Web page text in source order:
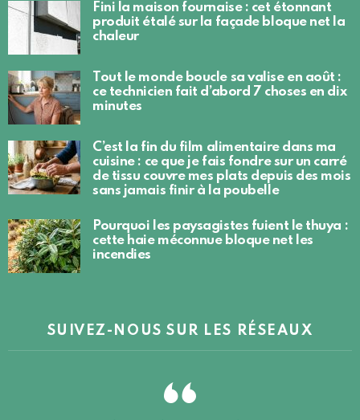
Fini la maison fournaise : cet étonnant
produit étalé sur la façade bloque net la
chaleur
Tout le monde boucle sa valise en août :
ce technicien fait d’abord 7 choses en dix
minutes
C’est la fin du film alimentaire dans ma
cuisine : ce que je fais fondre sur un carré
de tissu couvre mes plats depuis des mois
sans jamais finir à la poubelle
Pourquoi les paysagistes fuient le thuya :
cette haie méconnue bloque net les
incendies
SUIVEZ-NOUS SUR LES RÉSEAUX